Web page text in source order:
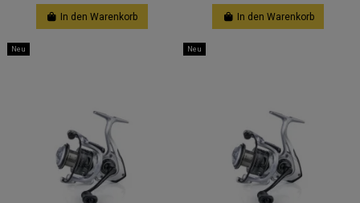
In den Warenkorb In den Warenkorb
Neu Neu